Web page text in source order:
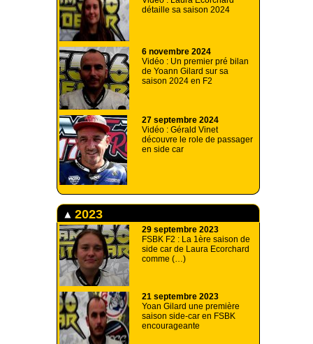
détaille sa saison 2024
6 novembre 2024
Vidéo : Un premier pré bilan
de Yoann Gilard sur sa
saison 2024 en F2
27 septembre 2024
Vidéo : Gérald Vinet
découvre le role de passager
en side car
2023
29 septembre 2023
FSBK F2 : La 1ère saison de
side car de Laura Ecorchard
comme (…)
21 septembre 2023
Yoan Gilard une première
saison side-car en FSBK
encourageante